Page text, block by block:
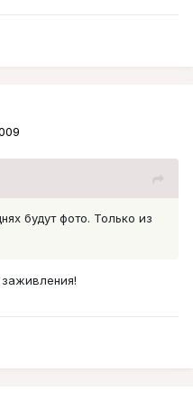
будут фото. Только из